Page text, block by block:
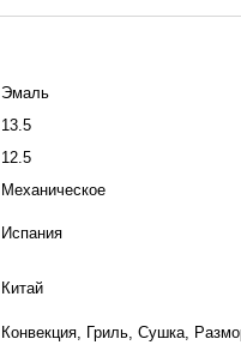
Эмаль
13.5
12.5
Механическое
Испания
Китай
Конвекция, Гриль, Сушка,